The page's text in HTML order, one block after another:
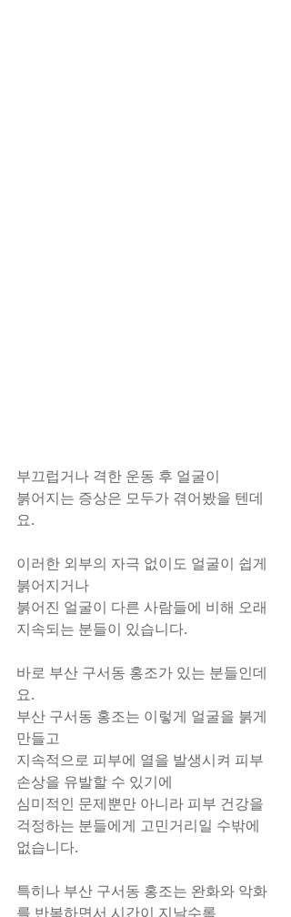
부끄럽거나 격한 운동 후 얼굴이
붉어지는 증상은 모두가 겪어봤을 텐데
요.
이러한 외부의 자극 없이도 얼굴이 쉽게
붉어지거나
붉어진 얼굴이 다른 사람들에 비해 오래
지속되는 분들이 있습니다.
바로 부산 구서동 홍조가 있는 분들인데
요.
​부산 구서동 홍조는 이렇게 얼굴을 붉게
만들고
지속적으로 피부에 열을 발생시켜 피부
손상을 유발할 수 있기에
심미적인 문제뿐만 아니라 피부 건강을
걱정하는 분들에게 고민거리일 수밖에
없습니다.
특히나 부산 구서동 홍조는 완화와 악화
를 반복하면서 시간이 지날수록